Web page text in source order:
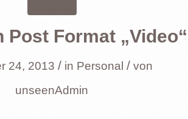
Post Format „Video“
24, 2013 / in Personal / von
unseenAdmin